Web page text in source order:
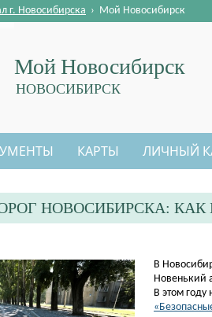
Мой Новосибирск
НОВОСИБИРСК
г. Новосибирска › Мой Новосибирск
КАРТЫ ЛИЧНЫЙ
НОВОСИБИРСКА:
​В
Новенький
В этом